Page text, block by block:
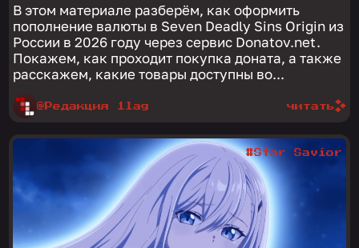
В этом материале разберём, как оформить
пополнение валюты в Seven Deadly Sins Origin из
России в 2026 году через сервис Donatov.net.
Покажем, как проходит покупка доната, а также
расскажем, какие товары доступны во...
@Редакция 1lag читать
#Star Savior